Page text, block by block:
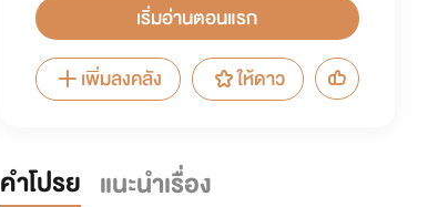
เริ่มอ่านตอนแรก
เพิ่มลงคลัง
ให้ดาว
คำโปรย แนะนำเรื่อง